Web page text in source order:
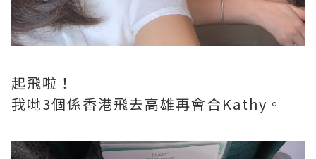
起飛啦！
我哋3個係香港飛去高雄再會合Kathy。